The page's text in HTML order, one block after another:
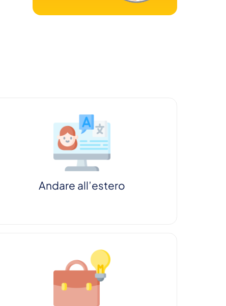
Andare all’estero